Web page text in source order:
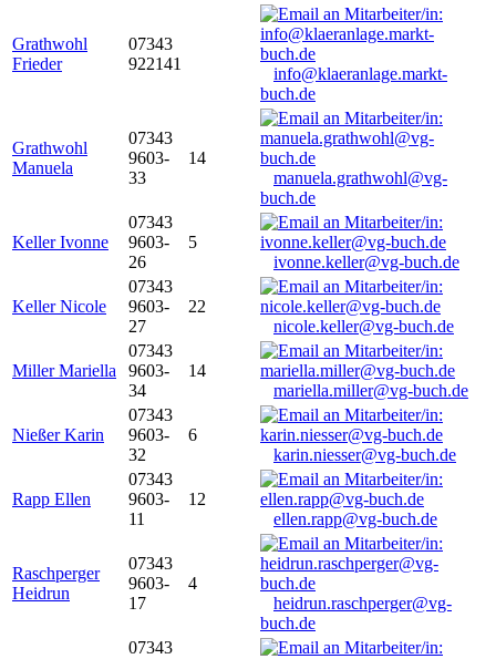
Grathwohl
Frieder
07343
922141
info@klaeranlage.markt-
buch.de
Grathwohl
Manuela
07343
9603-
33
14
manuela.grathwohl@vg-
buch.de
Keller Ivonne
07343
9603-
26
5
ivonne.keller@vg-buch.de
Keller Nicole
07343
9603-
27
22
nicole.keller@vg-buch.de
Miller Mariella
07343
9603-
34
14
mariella.miller@vg-buch.de
Nießer Karin
07343
9603-
32
6
karin.niesser@vg-buch.de
Rapp Ellen
07343
9603-
11
12
ellen.rapp@vg-buch.de
Raschperger
Heidrun
07343
9603-
17
4
heidrun.raschperger@vg-
buch.de
07343